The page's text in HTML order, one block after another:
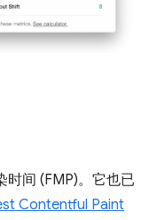
间 (FMP)。它也已
Contentful Paint